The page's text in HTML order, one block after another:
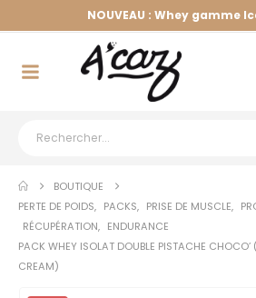
NOUVEAU : Whey gamme
BOUTIQUE
PERTE DE POIDS, PACKS, PRISE DE MUSCLE,
RÉCUPÉRATION, ENDURANCE
PACK WHEY ISOLAT DOUBLE PISTACHE CHOCO’
CREAM)